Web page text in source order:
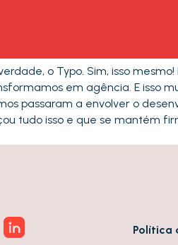
o Typo. Sim, isso
em agência. E isso
passaram a envolver o
tudo isso e que se mantém
Política